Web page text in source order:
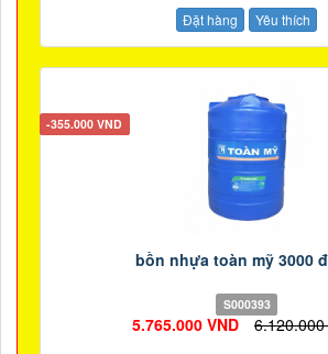
Đặt hàng Yêu thích
-355.000 VND
bồn nhựa toàn mỹ 3000
S000393
5.765.000 VND 6.120.000